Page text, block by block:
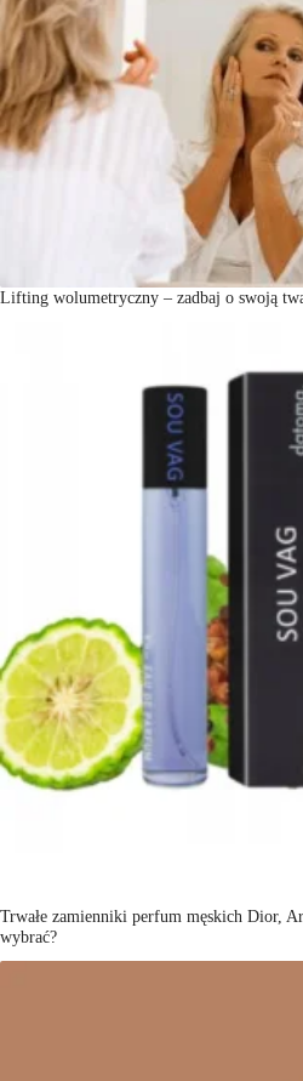
Lifting wolumetryczny – zadbaj o swoją
Trwałe zamienniki perfum męskich Dior,
wybrać?